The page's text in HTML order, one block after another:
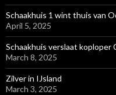
Schaakhuis 1 wint thuis van
April 5, 2025
Schaakhuis verslaat koploper
March 8, 2025
Zilver in IJsland
March 3, 2025